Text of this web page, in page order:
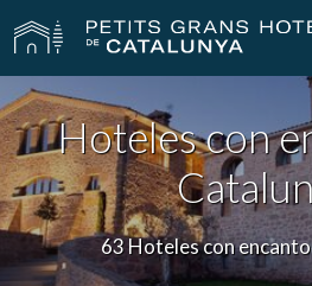
Nuestros Hoteles
Bodas
Cheques Regalo
Hoteles con
63 Hoteles con